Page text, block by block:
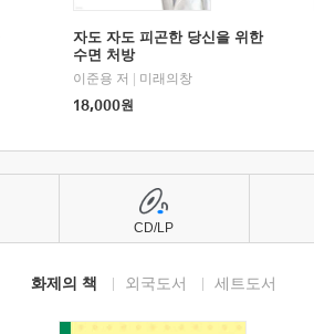
자도 자도 피곤한 당신을 위한
수면 처방
이준용 저
미래의창
18,000원
화제의 책 외국도서 세트도서
CD/LP